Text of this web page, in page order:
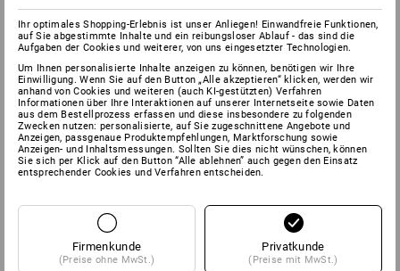
Ihr optimales Shopping-Erlebnis ist unser Anliegen! Einwandfreie Funktionen,
auf Sie abgestimmte Inhalte und ein reibungsloser Ablauf - das sind die
Aufgaben der Cookies und weiterer, von uns eingesetzter Technologien.
Um Ihnen personalisierte Inhalte anzeigen zu können, benötigen wir Ihre
Einwilligung. Wenn Sie auf den Button „Alle akzeptieren“ klicken, werden wir
anhand von Cookies und weiteren (auch KI-gestützten) Verfahren
Informationen über Ihre Interaktionen auf unserer Internetseite sowie Daten
aus dem Bestellprozess erfassen und diese insbesondere zu folgenden
Zwecken nutzen: personalisierte, auf Sie zugeschnittene Angebote und
Anzeigen, passgenaue Produktempfehlungen, Marktforschung sowie
Anzeigen- und Inhaltsmessungen. Sollten Sie dies nicht wünschen, können
Sie sich per Klick auf den Button “Alle ablehnen” auch gegen den Einsatz
entsprechender Cookies und Verfahren entscheiden.
Firmenkunde
(Preise ohne MwSt.)
Privatkunde
(Preise mit MwSt.)